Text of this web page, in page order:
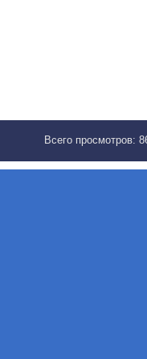
Всего просмотров: